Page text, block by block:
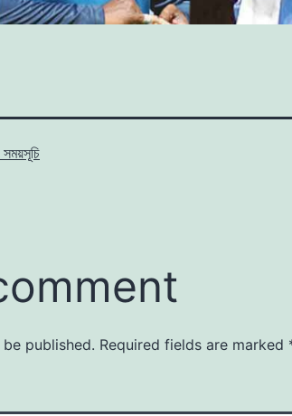
সময়সূচি
published. Required fields are marked